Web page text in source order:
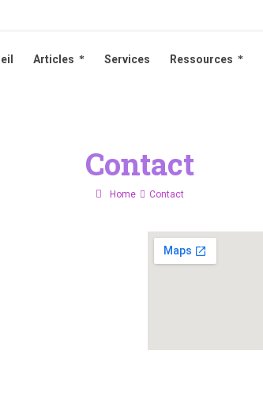
Articles Services Ressources
Contact
Home Contact